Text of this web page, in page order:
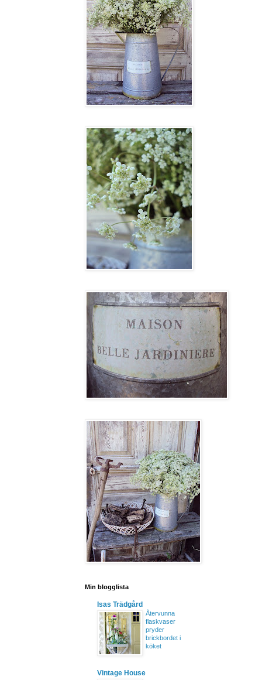
Min blogglista
Isas Trädgård
Återvunna
flaskvaser
pryder
brickbordet i
köket
Vintage House